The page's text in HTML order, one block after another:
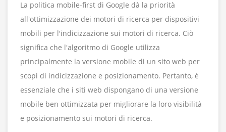
La politica mobile-first di Google dà la priorità
all'ottimizzazione dei motori di ricerca per dispositivi
mobili per l'indicizzazione sui motori di ricerca. Ciò
significa che l'algoritmo di Google utilizza
principalmente la versione mobile di un sito web per
scopi di indicizzazione e posizionamento. Pertanto, è
essenziale che i siti web dispongano di una versione
mobile ben ottimizzata per migliorare la loro visibilità
e posizionamento sui motori di ricerca.